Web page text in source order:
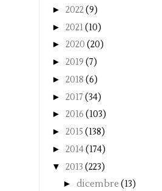
► 2022(9)
► 2021(10)
► 2020 (20)
► 2019 (7)
► 2018 (6)
► 2017 (34)
► 2016 (103)
► 2015 (138)
► 2014(174)
▼ 2013 (223)
► dicembre (13)